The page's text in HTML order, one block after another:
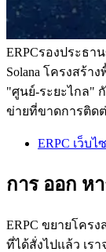
ERPCรองประธา
Solana โครงสร้า
"ศูนย์-ระยะไกล"
ข่ายที่ขาดการติด
ERPC เว็บ
การ ออก ห
ERPC ขยายโคร
ที่ได้สั่งไปแล้ว เร